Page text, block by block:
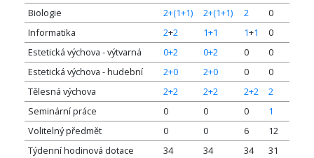
Biologie
2+(1+1) 2+(1+1) 2
0
Informatika
2+2 1+1 1+1
0
Estetická výchova - výtvarná
0+2 0+2 0
0
Estetická výchova - hudební
2+0 2+0 0
0
Tělesná výchova
2+2 2+2 2+2
2
Seminární práce
0 0 0
1
Volitelný předmět
0 0 6
12
Týdenní hodinová dotace
34 34 34 31